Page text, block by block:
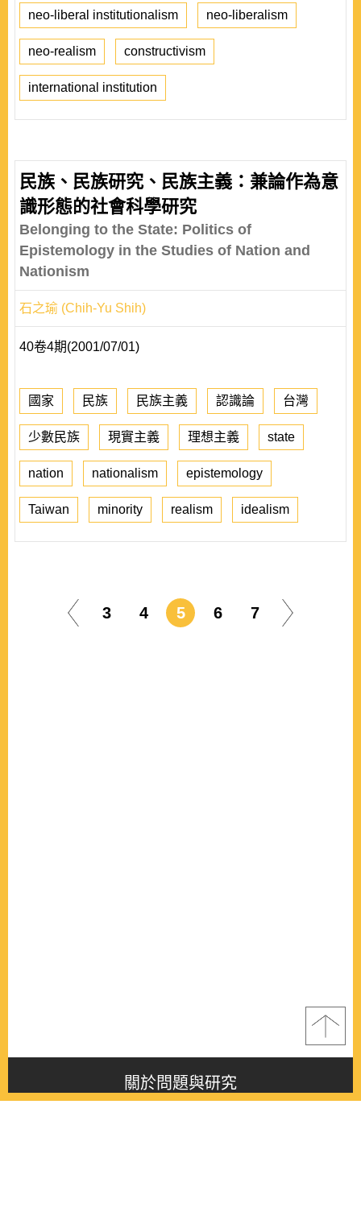
neo-liberal institutionalism neo-liberalism
neo-realism constructivism
international institution
民族、民族研究、民族主義：兼論作為意
識形態的社會科學研究
Belonging to the State: Politics of
Epistemology in the Studies of Nation and
Nationism
石之瑜 (Chih-Yu Shih)
40卷4期(2001/07/01)
國家 民族 民族主義 認識論 台灣
少數民族 現實主義 理想主義 state
nation nationalism epistemology
Taiwan minority realism idealism
3 4 5 6 7
關於問題與研究
About this journal